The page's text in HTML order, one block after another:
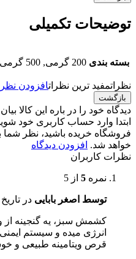
توضیحات تکمیلی
بسته بندی 200 گرمی, 500 گرمی, 1000 گرمی
نظراتمفید ترین نظراتافزودن
بازگشت
دیدگاه خود را در باره این کالا
ابتدا وارد حساب کاربری خود
فروشگاه خریده باشید، نظر
خواهد شد. افزودن دیدگاه
نظرات کاربران
نمره 5 از 5
توسط اصغر بابایی در تاریخ
کشمش سبز، یه گنجینه از
انرژی میده و سیستم
قرص ویتامینه طبیعی و